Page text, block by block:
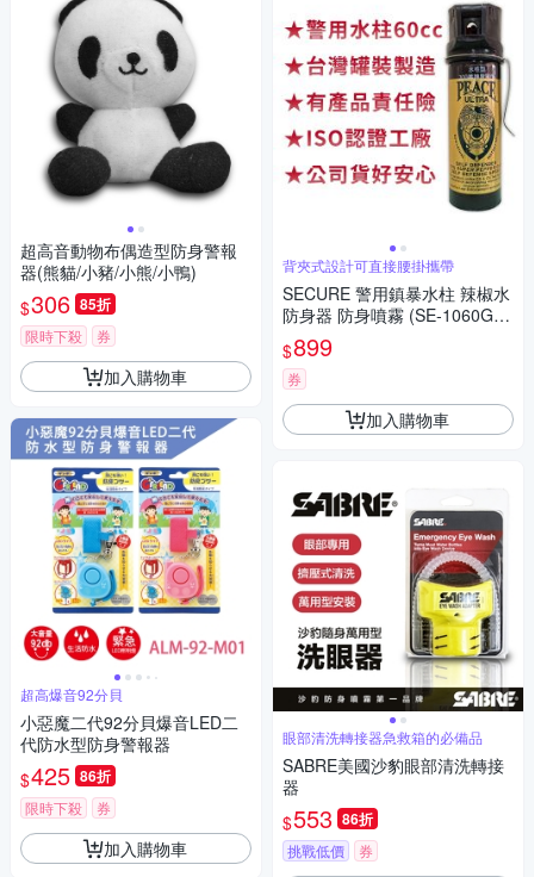
超高音動物布偶造型防身警報
器(熊貓/小豬/小熊/小鴨)
$306 85折
限時下殺 券
加入購物車
超高爆音92分貝
小惡魔二代92分貝爆音LED二
代防水型防身警報器
$425 86折
限時下殺 券
加入購物車
背夾式設計可直接腰掛攜帶
SECURE 警用鎮暴水柱 辣椒水
防身器 防身噴霧 (SE-1060G
背夾款) 台灣製
$899
券
加入購物車
眼部清洗轉接器急救箱的必備品
SABRE美國沙豹眼部清洗轉接
器
$553 86折
挑戰低價 券